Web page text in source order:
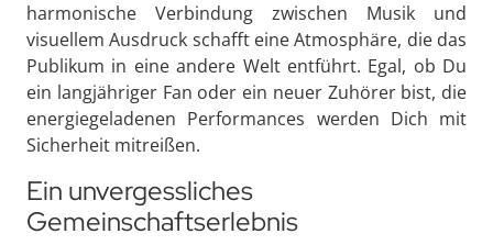
harmonische Verbindung zwischen Musik und
visuellem Ausdruck schafft eine Atmosphäre, die das
Publikum in eine andere Welt entführt. Egal, ob Du
ein langjähriger Fan oder ein neuer Zuhörer bist, die
energiegeladenen Performances werden Dich mit
Sicherheit mitreißen.
Ein unvergessliches
Gemeinschaftserlebnis